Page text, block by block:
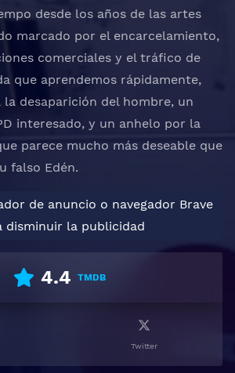
desde los años de las artes
marcado por el encarcelamiento,
comerciales y el tráfico de
que aprendemos rápidamente,
la desaparición del hombre, un
interesado, y un anhelo por la
parece mucho más deseable que
falso Edén.
de anuncio o navegador Brave
disminuir la publicidad
4.4 TMDB
Twitter